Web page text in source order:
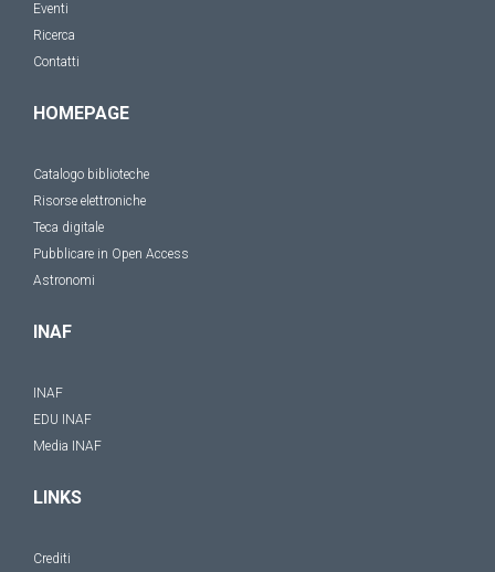
Eventi
Ricerca
Contatti
HOMEPAGE
Catalogo biblioteche
Risorse elettroniche
Teca digitale
Pubblicare in Open Access
Astronomi
INAF
INAF
EDU INAF
Media INAF
LINKS
Crediti